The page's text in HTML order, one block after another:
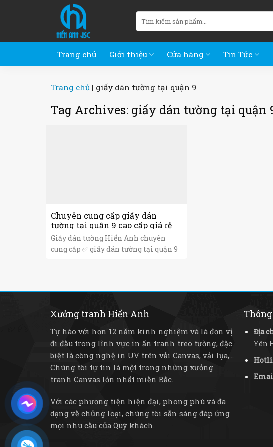
Tìm
kiếm:
Trang chủ Giới thiệu Cửa hàng Tin Tức
Trang chủ | giấy dán tường tại quận 9
Tag Archives: giấy dán tường tại quận
Chuyên cung cấp giấy dán
tường tại quận 9 cao cấp giá rẻ
Giấy dán tường Hiển Anh chuyên
cung cấp ✅ giấy dán tường tại quận 9
Xưởng tranh Hiển Anh
Tự hào với hơn 12 năm kinh nghiệm và là đơn vị
đi đầu trong lĩnh vực in ấn tranh treo tường, đặc
biệt là công nghệ in UV trên vải Canvas, vải lụa,...
Chúng tôi tự tin là một trong những xưởng
tranh Canvas lớn nhất miền Bắc.
Với các phương tiện hiện đại, phong phú và đa
dạng về chủng loại, chúng tôi sẵn sàng đáp ứng
mọi nhu cầu của Quý khách.
Địa
Yên